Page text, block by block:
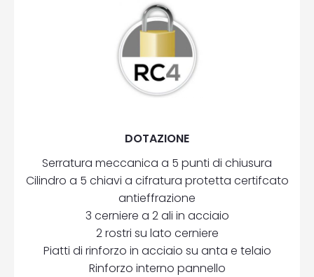
DOTAZIONE
Serratura meccanica a 5 punti di chiusura
Cilindro a 5 chiavi a cifratura protetta certifcato
antieffrazione
3 cerniere a 2 ali in acciaio
2 rostri su lato cerniere
Piatti di rinforzo in acciaio su anta e telaio
Rinforzo interno pannello